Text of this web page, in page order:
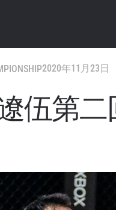
2020年11月23日
伍第二